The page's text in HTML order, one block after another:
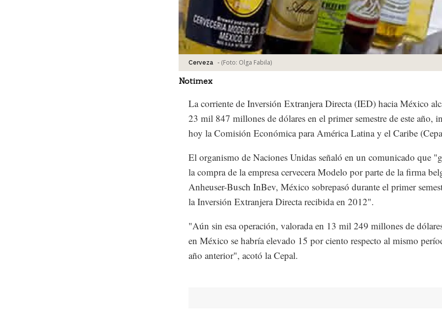
Cerveza - (Foto: Olga Fabila)
Notimex
La corriente de Inversión Extranjera Directa (IED) hacia México
23 mil 847 millones de dólares en el primer semestre de este año,
hoy la Comisión Económica para América Latina y el Caribe
El organismo de Naciones Unidas señaló en un comunicado que
la compra de la empresa cervecera Modelo por parte de la firma
Anheuser-Busch InBev, México sobrepasó durante el primer
la Inversión Extranjera Directa recibida en 2012".
"Aún sin esa operación, valorada en 13 mil 249 millones de
en México se habría elevado 15 por ciento respecto al mismo
año anterior", acotó la Cepal.